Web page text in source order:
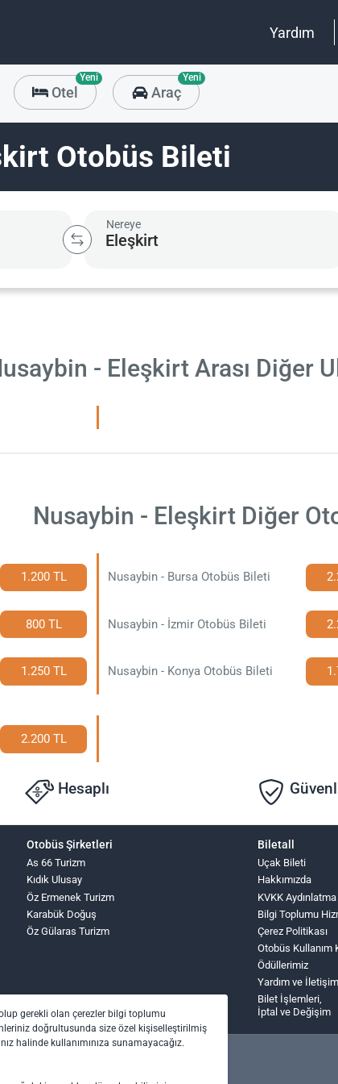
Yardım
Otel
Yeni
Araç
Yeni
Otobüs Bileti
Nereye
- Eleşkirt Arası Diğer
Nusaybin - Eleşkirt Diğer
1.200 TL Nusaybin - Bursa Otobüs Bileti
800 TL Nusaybin - İzmir Otobüs Bileti
1.250 TL Nusaybin - Konya Otobüs Bileti
2.200 TL
Hesaplı
Otobüs Şirketleri
As 66 Turizm
Kıdık Ulusay
Öz Ermenek Turizm
Karabük Doğuş
Öz Gülaras Turizm
Biletall
Uçak Bileti
Hakkımızda
KVKK
Bilgi Toplumu
Çerez Politikası
Otobüs Kullanım
Ödüllerimiz
Yardım ve İletişim
Bilet İşlemleri,
İptal ve Değişim
gerekli olan çerezler bilgi toplumu
doğrultusunda size özel kişiselleştirilmiş
halinde kullanımınıza sunamayacağız.